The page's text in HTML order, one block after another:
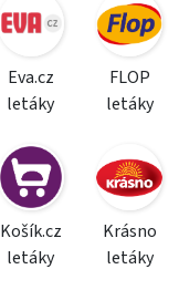
Eva.cz
letáky
FLOP
letáky
Košík.cz
letáky
Krásno
letáky